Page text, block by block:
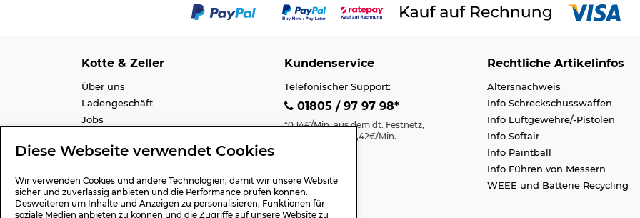
Diese Webseite verwendet Cookies
Wir verwenden Cookies und andere Technologien, damit wir unsere Website
sicher und zuverlässig anbieten und die Performance prüfen können.
Desweiteren um Inhalte und Anzeigen zu personalisieren, Funktionen für
soziale Medien anbieten zu können und die Zugriffe auf unsere Website zu
Kotte & Zeller
Über uns
Ladengeschäft
Jobs
Datenschutz
Impressum
Kundenservice
Telefonischer Support:
01805 / 97 97 98*
*0,14€/Min. aus dem dt. Festnetz,
Mobilfunk max. 0,42€/Min.
Lexikon A-Z
Rechtliche Artikelinfos
Altersnachweis
Info Schreckschusswaffen
Info Luftgewehre/-Pistolen
Info Softair
Info Paintball
Info Führen von Messern
WEEE und Batterie Recycling